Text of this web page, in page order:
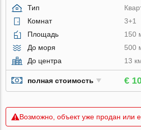
Тип
Комнат
3+1
Площадь
150
До моря
500
До центра
13
полная стоимость €
Возможно, объект уже продан или